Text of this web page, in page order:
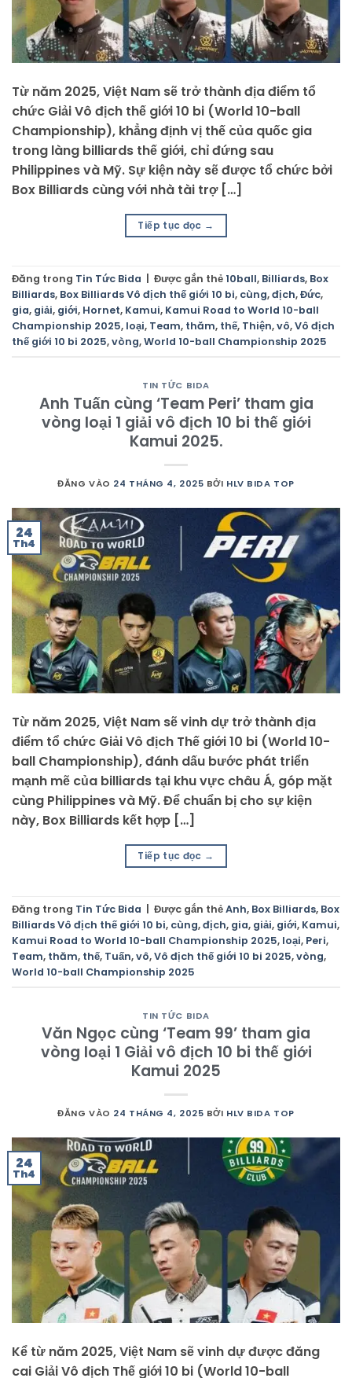
Từ năm 2025, Việt Nam sẽ trở thành địa điểm tổ
chức Giải Vô địch thế giới 10 bi (World 10-ball
Championship), khẳng định vị thế của quốc gia
trong làng billiards thế giới, chỉ đứng sau
Philippines và Mỹ. Sự kiện này sẽ được tổ chức bởi
Box Billiards cùng với nhà tài trợ […]
Tiếp tục đọc →
Đăng trong Tin Tức Bida Được gắn thẻ 10ball, Billiards, Box
Billiards, Box Billiards Vô địch thế giới 10 bi, cùng,địch,Đức,
gia, giải, giới, Hornet, Kamui, Kamui Road to World 10-ball
Championship 2025, loại, Team, thăm, thế, Thiện,vô,Vô địch
thế giới 10 bi 2025,vòng,World 10-ball Championship 2025
TIN TỨC BIDA
Anh Tuấn cùng ‘Team Peri’ tham gia
vòng loại 1 giải vô địch 10 bi thế giới
Kamui 2025.
ĐĂNG VÀO 24 THÁNG 4, 2025 BỞI HLV BIDA TOP
24
Th4
Từ năm 2025, Việt Nam sẽ vinh dự trở thành địa
điểm tổ chức Giải Vô địch Thế giới 10 bi (World 10-
ball Championship), đánh dấu bước phát triển
mạnh mẽ của billiards tại khu vực châu Á, góp mặt
cùng Philippines và Mỹ. Để chuẩn bị cho sự kiện
này, Box Billiards kết hợp […]
Tiếp tục đọc →
Đăng trong Tin Tức Bida Được gắn thẻAnh, Box Billiards, Box
Billiards Vô địch thế giới 10 bi, cùng,địch, gia, giải, giới, Kamui,
Kamui Road to World 10-ball Championship 2025, loại, Peri,
Team, thăm, thế, Tuấn,vô,Vô địch thế giới 10 bi 2025,vòng,
World 10-ball Championship 2025
TIN TỨC BIDA
Văn Ngọc cùng ‘Team 99’ tham gia
vòng loại 1 Giải vô địch 10 bi thế giới
Kamui 2025
ĐĂNG VÀO 24 THÁNG 4, 2025 BỞI HLV BIDA TOP
24
Th4
Kể từ năm 2025, Việt Nam sẽ vinh dự được đăng
cai Giải Vô địch Thế giới 10 bi (World 10-ball